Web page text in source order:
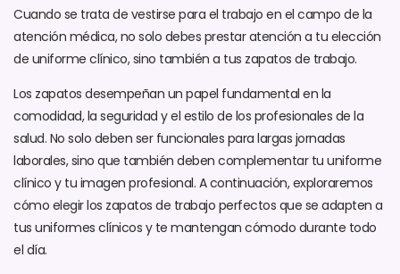
Cuando se trata de vestirse para el trabajo en el campo de la
atención médica, no solo debes prestar atención a tu elección
de uniforme clínico, sino también a tus zapatos de trabajo.
Los zapatos desempeñan un papel fundamental en la
comodidad, la seguridad y el estilo de los profesionales de la
salud. No solo deben ser funcionales para largas jornadas
laborales, sino que también deben complementar tu uniforme
clínico y tu imagen profesional. A continuación, exploraremos
cómo elegir los zapatos de trabajo perfectos que se adapten a
tus uniformes clínicos y te mantengan cómodo durante todo
el día.